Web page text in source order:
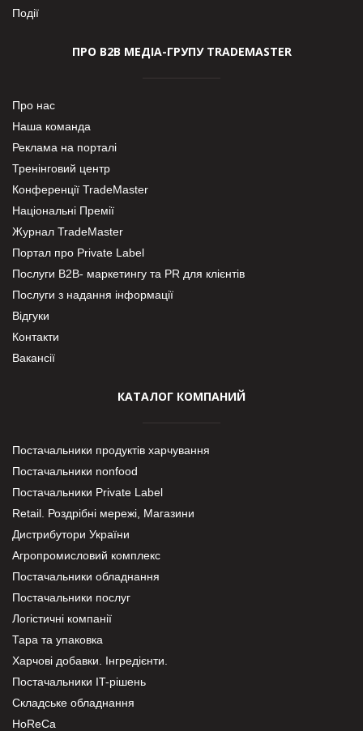
Події
ПРО В2В МЕДІА-ГРУПУ TRADEMASTER
Про нас
Наша команда
Реклама на порталі
Тренінговий центр
Конференції TradeMaster
Національні Премії
Журнал TradeMaster
Портал про Private Label
Послуги В2В- маркетингу та PR для клієнтів
Послуги з надання інформації
Відгуки
Контакти
Вакансії
КАТАЛОГ КОМПАНИЙ
Постачальники продуктів харчування
Постачальники nonfood
Постачальники Private Label
Retail. Роздрібні мережі, Магазини
Дистрибутори України
Агропромисловий комплекс
Постачальники обладнання
Постачальники послуг
Логістичні компанії
Тара та упаковка
Харчові добавки. Інгредієнти.
Постачальники IT-рішень
Складське обладнання
HoReCa